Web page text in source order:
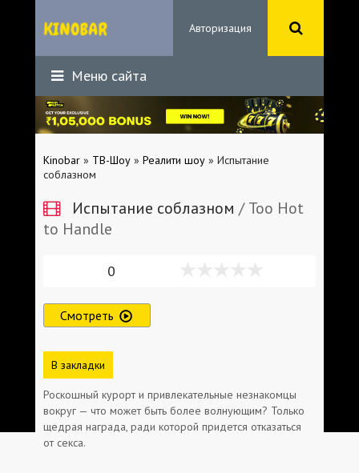
Авторизация
Меню сайта
Kinobar » ТВ-Шоу » Реалити шоу » Испытание
соблазном
Испытание соблазном / Too Hot
to Handle
0
Смотреть
В закладки
Роскошный курорт и привлекательные незнакомцы
вокруг — что может быть более волнующим? Только
щедрая награда, ради которой придется отказаться
от секса.